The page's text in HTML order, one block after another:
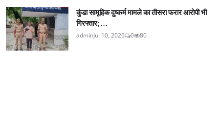
कुंडा सामूहिक दुष्कर्म मामले का तीसरा फरार आरोपी भी
गिरफ्तार;...
adminJul 10, 2026 0 80